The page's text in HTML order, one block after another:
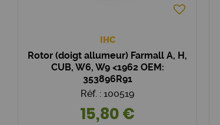
IHC
Rotor (doigt allumeur) Farmall A, H,
CUB, W6, W9 <1962 OEM:
353896R91
Réf. : 100519
15,80 €